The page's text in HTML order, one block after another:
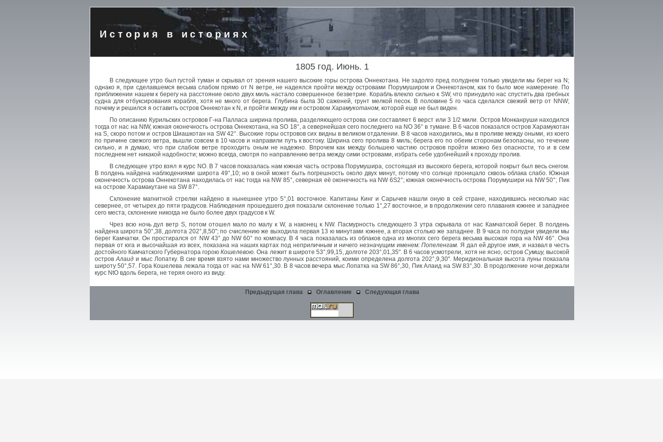
История в историях
1805 год. Июнь. 1
В следующее утро был густой туман и скрывал от зрения нашего высокие горы острова Оннекотана. Не задолго пред полуднем только увидели мы берег на N;
однако я, при сделавшемся весьма слабом прямо от N ветре, не надеялся пройти между островами Порумуширом и Оннекотаном, как то было мое намерение. По
приближении нашем к берегу на расстояние около двух миль настало совершенное безветрие. Корабль влекло сильно к SW, что принудило нас спустить два гребных
судна для отбуксирования корабля, хотя не много от берега. Глубина была 30 саженей, грунт мелкой песок. В половине 5 го часа сделался свежий ветр от NNW;
почему и решился я оставить остров Оннекотан к N, и пройти между им и островом Харамукотаном, которой еще не был виден.
По описанию Курильских островов Г-на Палласа ширина пролива, разделяющего острова сии составляет 6 верст или 3 1/2 мили. Остров Монканруши находился
тогда от нас на NtW, южная оконечность острова Оннекотана, на SO 18°, а севернейшая сего последнего на NO 36° в тумане. В 6 часов показался остров Харамукотан
на S, скоро потом и остров Шиашкотан на SW 42°. Высокие горы островов сих видны в великом отдалении. В 8 часов находились, мы в проливе между оными, из коего
по причине свежого ветра, вышли совсем в 10 часов и направили путь к востоку. Ширина сего пролива 8 миль; берега его по обеим сторонам безопасны, но течение
сильно, и я думаю, что при слабом ветре проходить оным не надежно. Впрочем как между большею частию островов пройти можно без опасности, то и в сем
последнем нет никакой надобности; можно всегда, смотря по направлению ветра между сими островами, избрать себе удобнейший к проходу пролив.
В следующее утро взял я курс NO. В 7 часов показалась нам южная часть острова Порумушира, состоящая из высокого берега, которой покрыт был весь снегом.
В полдень найдена наблюдениями широта 49°,10; но в оной может быть погрешность около двух минут, потому что солнце проницало сквозь облака слабо. Южная
оконечность острова Оннекотана находилась от нас тогда на NW 85°, северная её оконечность на NW 6S2°; южная оконечность острова Порумушири на NW 50°; Пик
на острове Харамакутане на SW 87°.
Склонение магнитной стрелки найдено в нынешнее утро 5°,01 восточное. Капитаны Кинг и Сарычев нашли оную в сей стране, находившись несколько нас
севернее, от четырех до пяти градусов. Наблюдения прошедшего дня показали склонение только 1°,27 восточное, и в продолжении сего плавания южнее и западнее
сего места, склонение никогда не было более двух градусов к W.
Чрез всю ночь дул ветр S, потом отошел мало по малу к W, а наконец к NW. Пасмурность следующего 3 утра скрывала от нас Камчатской берег. В полдень
найдена широта 50°,38, долгота 202°,8,50"; по счислению же выходила первая 13 ю минутами южнее, а вторая столько же западнее. В 9 часа по полудни увидели мы
берег Камчатки. Он простирался от NW 43° до NW 60° по компасу. В 4 часа показалась из облаков одна из многих сего берега весьма высокая гора на NW 46°. Она
первая от юга и высочайшая из всех, показана на наших картах под неприличным и ничего незначущим именем:Попеленгам. Я дал ей другое имя, и назвал в честь
достойного Камчатского Губернатора гороюКошелевою. Она лежит в широте 53°,99,15, долготе 203°,01,35". В 6 часов усмотрели, хотя не ясно, остров Сумшу, высокой
островАлаиди мыс Лопатку. В сие время взято нами множество лунных расстояний, коими определена долгота 202°,9,30". Меридиональная высота луны показала
широту 50°,57. Гора Кошелева лежала тогда от нас на NW 61°,30. В 8 часов вечера мыс Лопатка на SW 86°,30, Пик Алаид на SW 83°,30. В продолжение ночи держали
курс NtO вдоль берега, не теряя оного из виду.
Предыдущая глава Оглавление Следующая глава